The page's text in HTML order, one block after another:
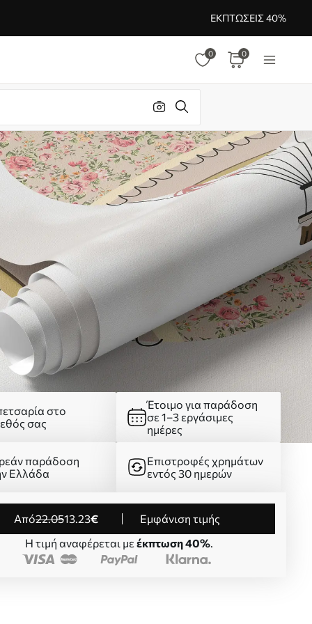
ΕΚΠΤΏΣΕΙΣ 40%
0 0
στο
σας
Έτοιμο για παράδοση
σε 1–3 εργάσιμες
ημέρες
παράδοση
Ελλάδα
Επιστροφές χρημάτων
εντός 30 ημερών
από22.0513.23€
Εμφάνιση τιμής
Η τιμή αναφέρεται με έκπτωση 40%.